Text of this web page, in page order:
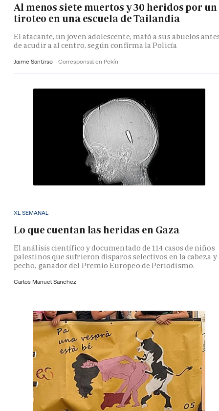
Al menos siete muertos y 30 heridos por un
tiroteo en una escuela de Tailandia
El atacante, un joven adolescente, mató a sus abuelos
de acudir a al centro, según confirma la Policía
Jaime Santirso Corresponsal en Pekín
XL SEMANAL
Lo que cuentan las heridas en Gaza
El análisis científico y documentado de 114 casos de niños
palestinos que sufrieron disparos selectivos en la cabeza y
pecho, ganador del Premio Europeo de Periodismo.
Carlos Manuel Sanchez